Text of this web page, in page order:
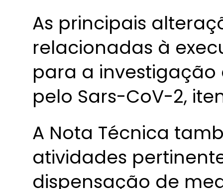
As principais
relacionadas à
para a
pelo Sars-CoV-2,
A Nota Técnica
atividades
dispensação de